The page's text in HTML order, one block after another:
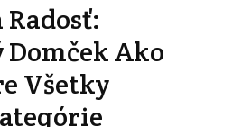
Ako
Všetky